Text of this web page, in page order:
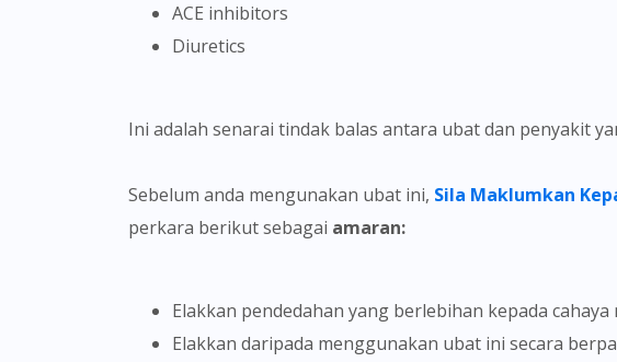
ACE inhibitors
Diuretics
Ini adalah senarai tindak balas antara ubat dan penyakit
Sebelum anda mengunakan ubat ini, Sila Maklumkan
perkara berikut sebagai amaran:
Elakkan pendedahan yang berlebihan kepada
Elakkan daripada menggunakan ubat ini secara